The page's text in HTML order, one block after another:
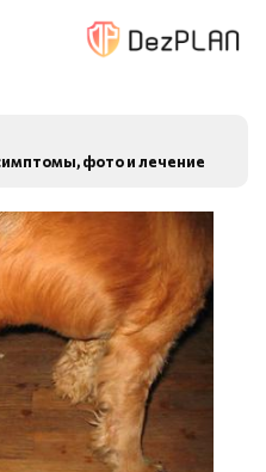
фото и лечение